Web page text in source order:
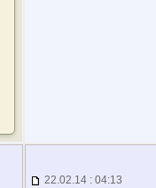
22.02.14 : 04:13